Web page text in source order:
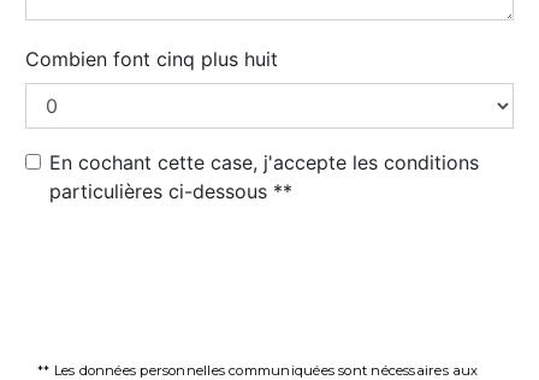
Combien font cinq plus huit
En cochant cette case, j'accepte les conditions
particulières ci-dessous **
** Les données personnelles communiquées sont nécessaires aux